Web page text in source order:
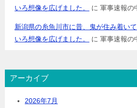
いろ想像を広げました。
に 軍事速報の
新潟県の糸魚川市に昔、鬼が住み着い
いろ想像を広げました。
に 軍事速報の
アーカイブ
2026年7月